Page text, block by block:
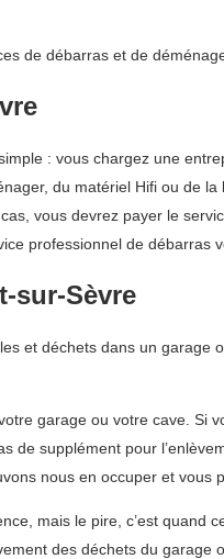
de débarras et de
: vous chargez une
du matériel Hifi ou de
vous devrez payer le
professionnel de
sur-Sèvre
et déchets dans un
garage ou votre cave.
supplément pour
nous en occuper et vous
mais le pire, c’est
des déchets du